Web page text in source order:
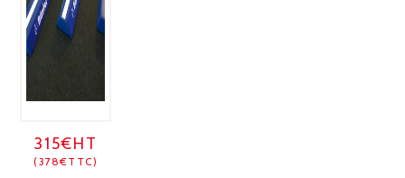
315€HT
(378€TTC)